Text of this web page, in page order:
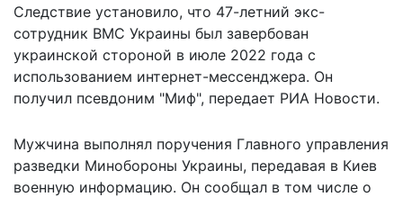
Следствие установило, что 47-летний экс-
сотрудник ВМС Украины был завербован
украинской стороной в июле 2022 года с
использованием интернет-мессенджера. Он
получил псевдоним "Миф", передает РИА Новости.
Мужчина выполнял поручения Главного управления
разведки Минобороны Украины, передавая в Киев
военную информацию. Он сообщал в том числе о